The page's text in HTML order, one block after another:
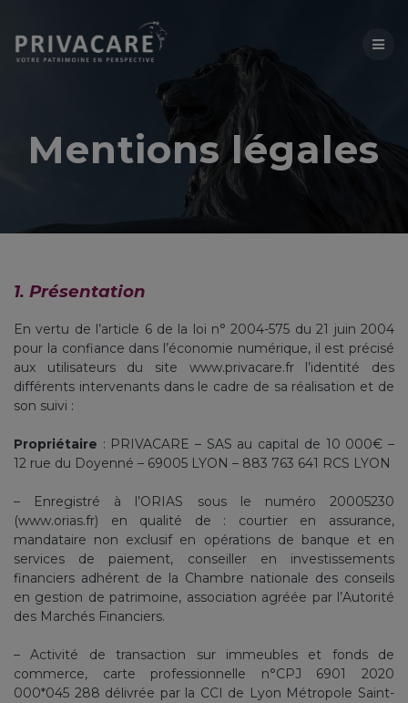
Mentions légales
1. Présentation
En vertu de l’article 6 de la loi n° 2004-575 du 21 juin 2004
pour la confiance dans l’économie numérique, il est précisé
aux utilisateurs du site www.privacare.fr l’identité des
différents intervenants dans le cadre de sa réalisation et de
son suivi :
Propriétaire : PRIVACARE – SAS au capital de 10 000€ –
12 rue du Doyenné – 69005 LYON – 883 763 641 RCS LYON
– Enregistré à l’ORIAS sous le numéro 20005230
(www.orias.fr) en qualité de : courtier en assurance,
mandataire non exclusif en opérations de banque et en
services de paiement, conseiller en investissements
financiers adhérent de la Chambre nationale des conseils
en gestion de patrimoine, association agréée par l’Autorité
des Marchés Financiers.
– Activité de transaction sur immeubles et fonds de
commerce, carte professionnelle n°CPJ 6901 2020
000*045 288 délivrée par la CCI de Lyon Métropole Saint-